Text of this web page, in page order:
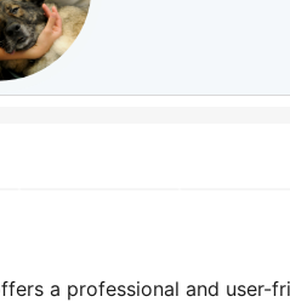
a professional and